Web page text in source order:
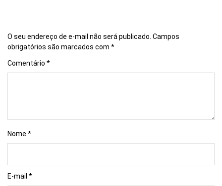
O seu endereço de e-mail não será publicado. Campos
obrigatórios são marcados com *
Comentário *
Nome *
E-mail *